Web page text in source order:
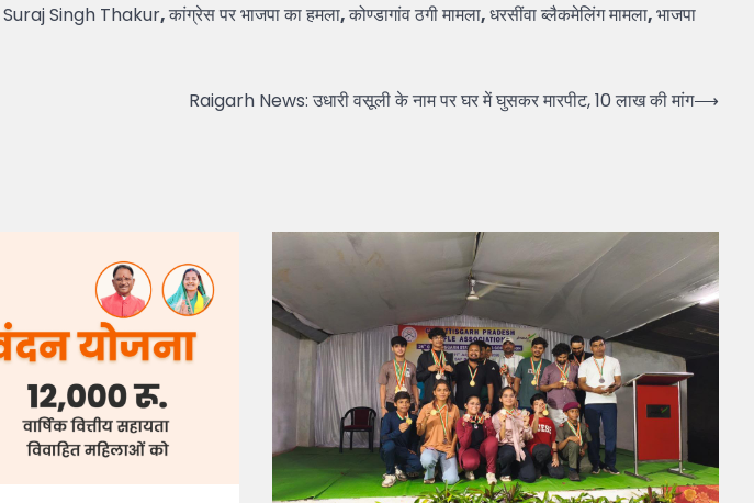
Suraj Singh Thakur,कांग्रेस पर भाजपा का हमला,कोण्डागांव ठगी मामला,धरसींवा ब्लैकमेलिंग मामला,भाजपा
Raigarh News: उधारी वसूली के नाम पर घर में घुसकर मारपीट, 10 लाख की मांग⟶